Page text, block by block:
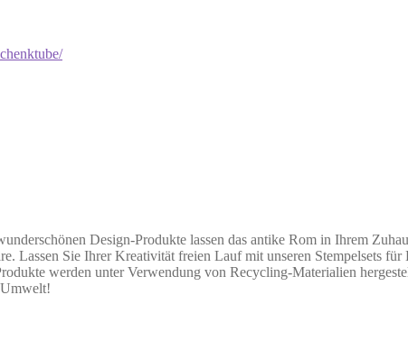
Design-Produkte lassen das antike Rom in Ihrem
Lassen Sie Ihrer Kreativität freien Lauf mit unseren Stempelsets
werden unter Verwendung von Recycling-Materialien